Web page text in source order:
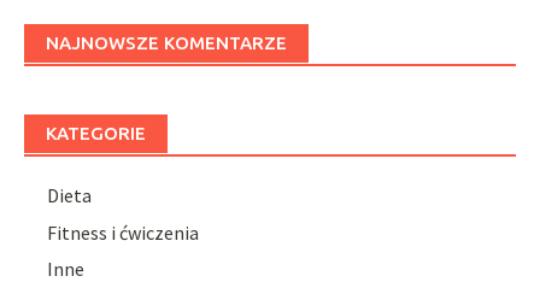
NAJNOWSZE KOMENTARZE
KATEGORIE
Dieta
Fitness i ćwiczenia
Inne